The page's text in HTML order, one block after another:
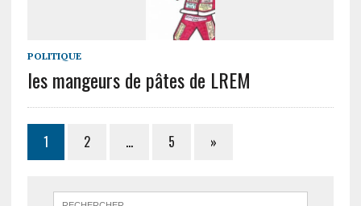
POLITIQUE
les mangeurs de pâtes de LREM
1 2 … 5 »